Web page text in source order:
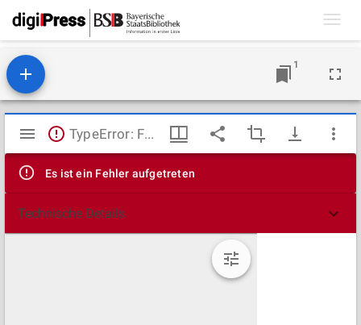
1
Mirador
Viewer
TypeError: Failed to fetch
Es ist ein Fehler aufgetreten
Technische Details